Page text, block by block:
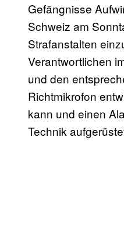
Gefängnisse
Schweiz am
Strafanstalten
Verantwortlichen
und den
Richtmikrofon
kann und einen
Technik